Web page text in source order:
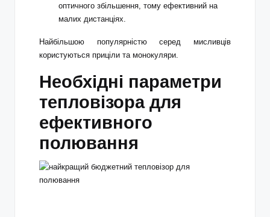
оптичного збільшення, тому ефективний на
малих дистанціях.
Найбільшою популярністю серед мисливців
користуються приціли та монокуляри.
Необхідні параметри
тепловізора для
ефективного
полювання